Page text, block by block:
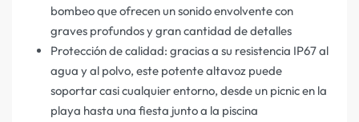
bombeo que ofrecen un sonido envolvente con
graves profundos y gran cantidad de detalles
Protección de calidad: gracias a su resistencia IP67 al
agua y al polvo, este potente altavoz puede
soportar casi cualquier entorno, desde un picnic en la
playa hasta una fiesta junto a la piscina